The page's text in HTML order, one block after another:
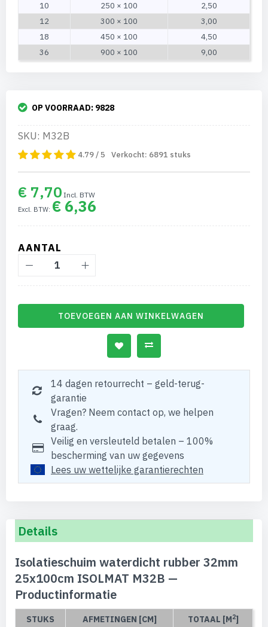
10
250 × 100
2,50
12
300 × 100
3,00
18
450 × 100
4,50
36
900 × 100 9,00
OP VOORRAAD: 9828
SKU: M32B
4.79 / 5 Verkocht: 6891 stuks
€ 7,70
€ 6,36
AANTAL
TOEVOEGEN AAN WINKELWAGEN
14 dagen retourrecht – geld-terug-
garantie
Vragen? Neem contact op, we helpen
graag.
Veilig en versleuteld betalen – 100%
bescherming van uw gegevens
Lees uw wettelijke garantierechten
Details
Isolatieschuim waterdicht rubber 32mm
25x100cm ISOLMAT M32B —
Productinformatie
STUKS AFMETINGEN [CM] TOTAAL [M2]